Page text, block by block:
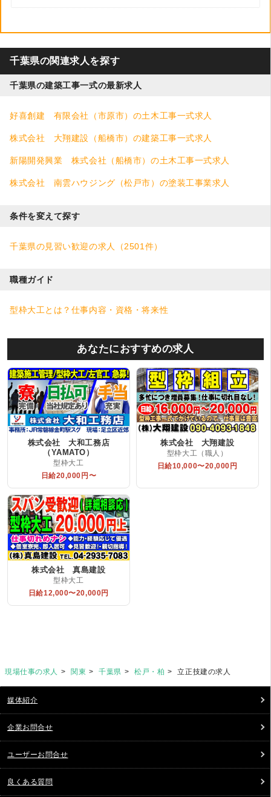
千葉県の関連求人を探す
千葉県の建築工事一式の最新求人
好喜創建 有限会社（市原市）の土木工事一式求人
株式会社 大翔建設（船橋市）の建築工事一式求人
新陽開発興業 株式会社（船橋市）の土木工事一式求人
株式会社 南雲ハウジング（松戸市）の塗装工事業求人
条件を変えて探す
千葉県の見習い歓迎の求人（2501件）
職種ガイド
型枠大工とは？仕事内容・資格・将来性
あなたにおすすめの求人
株式会社 大和工務店
（YAMATO）
型枠大工
日給20,000円〜
株式会社 大翔建設
型枠大工（職人）
日給10,000〜20,000円
株式会社 真島建設
型枠大工
日給12,000〜20,000円
現場仕事の求人 関東 千葉県 松戸・柏 立正技建の求人
媒体紹介
企業お問合せ
ユーザーお問合せ
良くある質問